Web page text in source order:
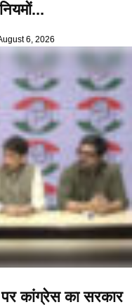
6, 2026
पर कांग्रेस का सरकार